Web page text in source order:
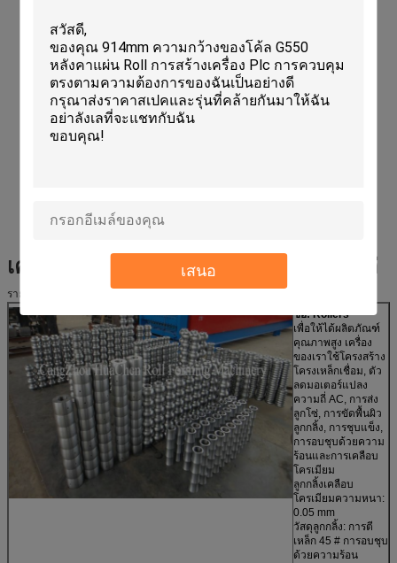
เสนอ
เครื่องขึ้นรูปม้วนแผ่นหลังคาโลหะ อะไหล่
รายละเอียดรูปภาพ
ชื่อ: Rollers
เพื่อให้ได้ผลิตภัณฑ์
คุณภาพสูง เครื่อง
ของเราใช้โครงสร้าง
โครงเหล็กเชื่อม, ตัว
ลดมอเตอร์แปลง
ความถี่ AC, การส่ง
ลูกโซ่, การขัดพื้นผิว
ลูกกลิ้ง, การชุบแข็ง,
การอบชุบด้วยความ
ร้อนและการเคลือบ
โครเมียม
ลูกกลิ้งเคลือบ
โครเมียมความหนา:
0.05 mm
วัสดุลูกกลิ้ง: การตี
เหล็ก 45 # การอบชุบ
ด้วยความร้อน